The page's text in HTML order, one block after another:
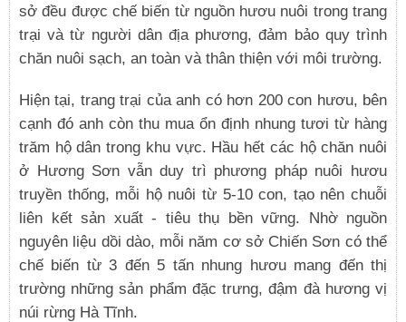
sở đều được chế biến từ nguồn hươu nuôi trong trang
trại và từ người dân địa phương, đảm bảo quy trình
chăn nuôi sạch, an toàn và thân thiện với môi trường.
Hiện tại, trang trại của anh có hơn 200 con hươu, bên
cạnh đó anh còn thu mua ổn định nhung tươi từ hàng
trăm hộ dân trong khu vực. Hầu hết các hộ chăn nuôi
ở Hương Sơn vẫn duy trì phương pháp nuôi hươu
truyền thống, mỗi hộ nuôi từ 5-10 con, tạo nên chuỗi
liên kết sản xuất - tiêu thụ bền vững. Nhờ nguồn
nguyên liệu dồi dào, mỗi năm cơ sở Chiến Sơn có thể
chế biến từ 3 đến 5 tấn nhung hươu mang đến thị
trường những sản phẩm đặc trưng, đậm đà hương vị
núi rừng Hà Tĩnh.